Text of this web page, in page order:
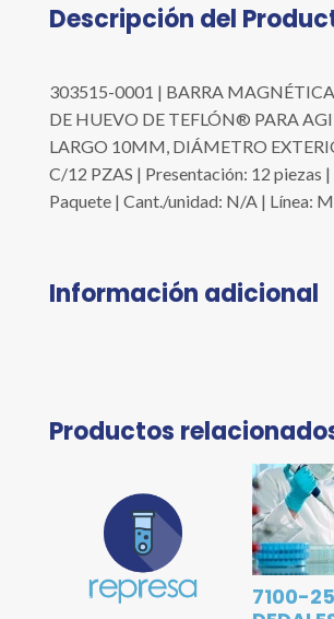
Descripción del
303515-0001 | BARRA
DE HUEVO DE TEFLÓN® PARA
LARGO 10MM, DIÁMETRO
C/12 PZAS | Presentación: 12 piezas
Paquete | Cant./unidad: N/A | Línea:
Información adicional
Productos
7100-